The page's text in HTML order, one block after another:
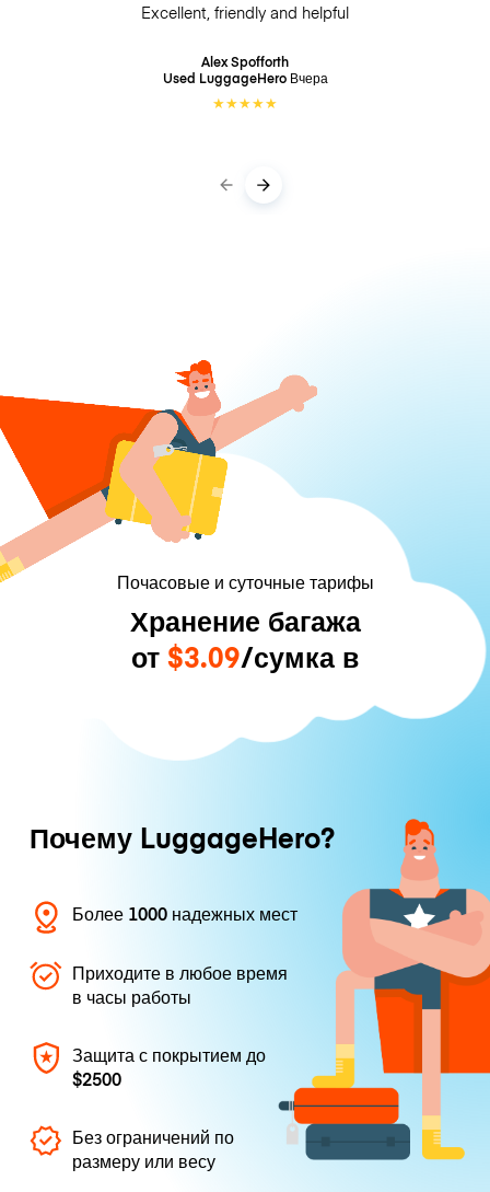
Excellent, friendly and helpful
Alex Spofforth
Used LuggageHero Вчера
★★★★★
Почасовые и суточные тарифы
Хранение багажа
от $3.09/сумка в
Почему LuggageHero?
Более 1000 надежных мест
Приходите в любое время
в часы работы
Защита с покрытием до
$2500
Без ограничений по
размеру или весу